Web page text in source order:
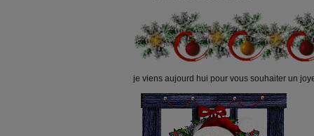
je viens aujourd hui pour vous souhaiter un